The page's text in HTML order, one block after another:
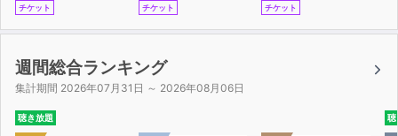
チケット チケット チケット
週間総合ランキング
集計期間 2026年07月31日 ～ 2026年08月06日
聴き放題 聴